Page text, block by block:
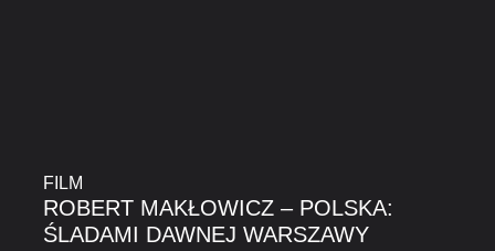
FILM
ROBERT MAKŁOWICZ – POLSKA:
ŚLADAMI DAWNEJ WARSZAWY